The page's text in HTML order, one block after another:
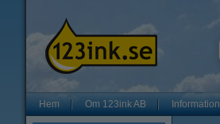
Hem Om 123ink AB Information